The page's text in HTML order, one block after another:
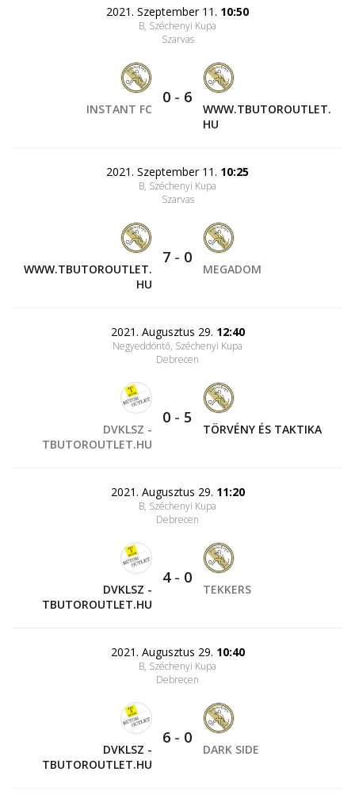
2021. Szeptember 11. 10:50
B, Széchenyi Kupa
Szarvas
INSTANT FC
0 - 6
WWW.TBUTOROUTLET.
HU
2021. Szeptember 11. 10:25
B, Széchenyi Kupa
Szarvas
WWW.TBUTOROUTLET.
HU
7 - 0
MEGADOM
2021. Augusztus 29. 12:40
Negyeddöntő, Széchenyi Kupa
Debrecen
DVKLSZ -
TBUTOROUTLET.HU
0 - 5
TÖRVÉNY ÉS TAKTIKA
2021. Augusztus 29. 11:20
B, Széchenyi Kupa
Debrecen
DVKLSZ -
TBUTOROUTLET.HU
4- 0
TEKKERS
2021. Augusztus 29. 10:40
B, Széchenyi Kupa
Debrecen
DVKLSZ -
TBUTOROUTLET.HU
6 - 0
DARK SIDE